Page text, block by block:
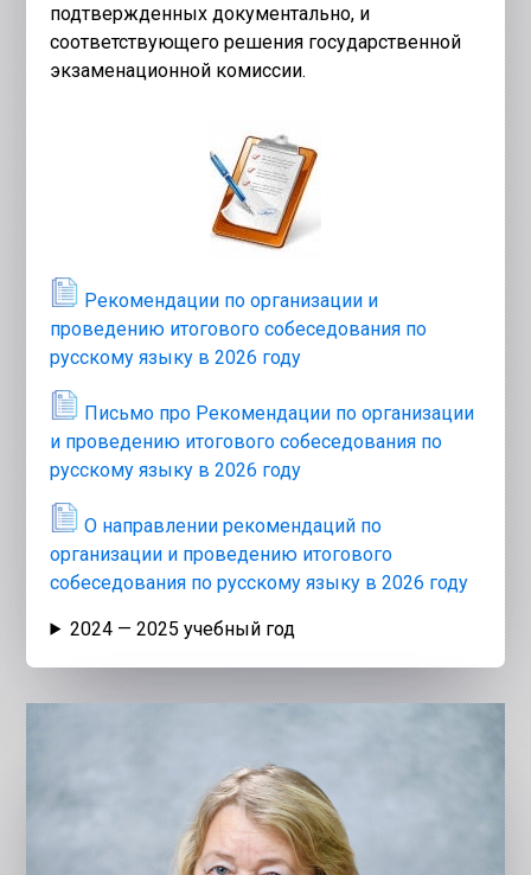
подтвержденных документально, и
соответствующего решения государственной
экзаменационной комиссии.
Рекомендации по организации и
проведению итогового собеседования по
русскому языку в 2026 году
Письмо про Рекомендации по организации
и проведению итогового собеседования по
русскому языку в 2026 году
О направлении рекомендаций по
организации и проведению итогового
собеседования по русскому языку в 2026 году
2024 — 2025 учебный год